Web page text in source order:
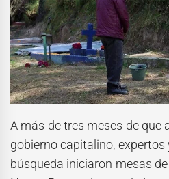
A más de tres meses de que
gobierno capitalino, expertos
búsqueda iniciaron mesas